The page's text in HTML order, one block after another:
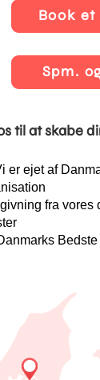
Book et
Spm.
til at skabe
er ejet af
fra vores